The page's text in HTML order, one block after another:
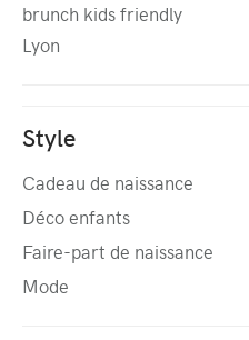
brunch kids friendly
Lyon
Style
Cadeau de naissance
Déco enfants
Faire-part de naissance
Mode